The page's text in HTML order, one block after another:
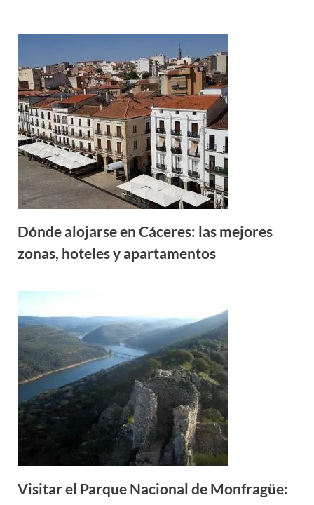
Dónde alojarse en Cáceres: las mejores
zonas, hoteles y apartamentos
Visitar el Parque Nacional de Monfragüe: